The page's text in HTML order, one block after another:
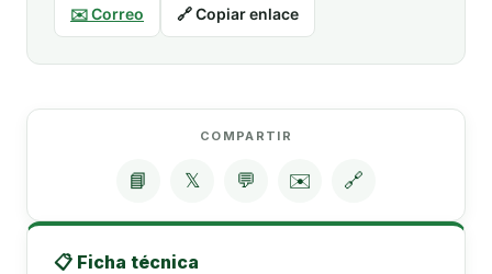
✉️ Correo 🔗 Copiar enlace
COMPARTIR
📘 𝕏 💬 ✉️ 🔗
📋 Ficha técnica